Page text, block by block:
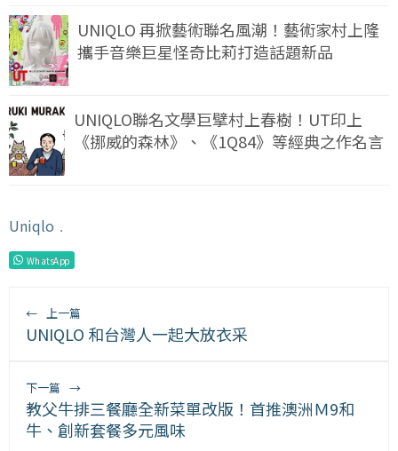
UNIQLO 再掀藝術聯名風潮！藝術家村上隆
攜手音樂巨星怪奇比莉打造話題新品
UNIQLO聯名文學巨擘村上春樹！UT印上
《挪威的森林》、《1Q84》等經典之作名言
Uniqlo ﹒
WhatsApp
← 上一篇
UNIQLO 和台灣人一起大放衣采
下一篇 →
教父牛排三餐廳全新菜單改版！首推澳洲Ｍ9和
牛、創新套餐多元風味